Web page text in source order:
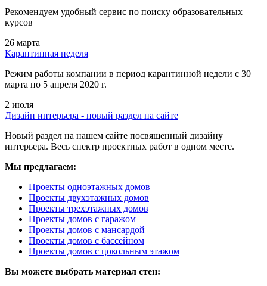
Рекомендуем удобный сервис по поиску образовательных
курсов
26 марта
Карантинная неделя
Режим работы компании в период карантинной недели c 30
марта по 5 апреля 2020 г.
2 июля
Дизайн интерьера - новый раздел на сайте
Новый раздел на нашем сайте посвященный дизайну
интерьера. Весь спектр проектных работ в одном месте.
Мы предлагаем:
Проекты одноэтажных домов
Проекты двухэтажных домов
Проекты трехэтажных домов
Проекты домов с гаражом
Проекты домов с мансардой
Проекты домов с бассейном
Проекты домов с цокольным этажом
Вы можете выбрать материал стен: